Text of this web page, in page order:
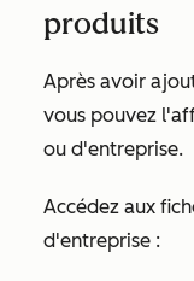
produits
Après avoir
vous pouvez
ou d'entreprise.
Accédez aux
d'entreprise :